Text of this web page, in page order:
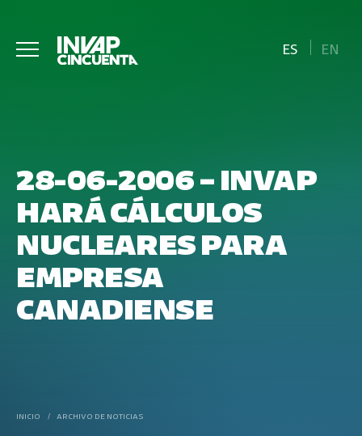
ES EN
28-06-2006 – INVAP
HARÁ CÁLCULOS
NUCLEARES PARA
EMPRESA
CANADIENSE
INICIO / ARCHIVO DE NOTICIAS